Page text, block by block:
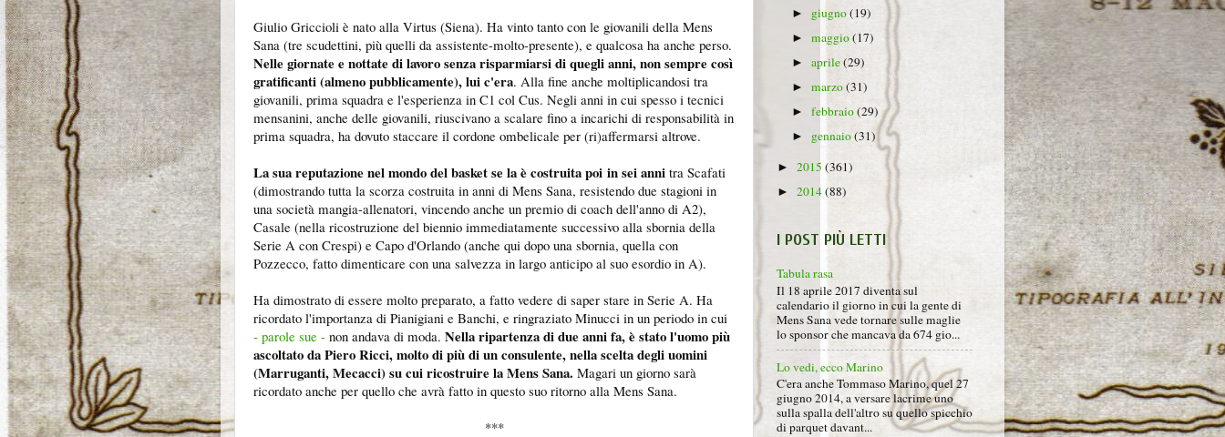
Giulio Griccioli è nato alla Virtus (Siena). Ha vinto tanto con le giovanili della Mens
Sana (tre scudettini, più quelli da assistente-molto-presente), e qualcosa ha anche perso.
Nelle giornate e nottate di lavoro senza risparmiarsi di quegli anni, non sempre così
gratificanti (almeno pubblicamente), lui c'era. Alla fine anche moltiplicandosi tra
giovanili, prima squadra e l'esperienza in C1 col Cus. Negli anni in cui spesso i tecnici
mensanini, anche delle giovanili, riuscivano a scalare fino a incarichi di responsabilità in
prima squadra, ha dovuto staccare il cordone ombelicale per (ri)affermarsi altrove.
La sua reputazione nel mondo del basket se la è costruita poi in sei anni tra Scafati
(dimostrando tutta la scorza costruita in anni di Mens Sana, resistendo due stagioni in
una società mangia-allenatori, vincendo anche un premio di coach dell'anno di A2),
Casale (nella ricostruzione del biennio immediatamente successivo alla sbornia della
Serie A con Crespi) e Capo d'Orlando (anche qui dopo una sbornia, quella con
Pozzecco, fatto dimenticare con una salvezza in largo anticipo al suo esordio in A).
Ha dimostrato di essere molto preparato, a fatto vedere di saper stare in Serie A. Ha
ricordato l'importanza di Pianigiani e Banchi, e ringraziato Minucci in un periodo in cui
- parole sue - non andava di moda. Nella ripartenza di due anni fa, è stato l'uomo più
ascoltato da Piero Ricci, molto di più di un consulente, nella scelta degli uomini
(Marruganti, Mecacci) su cui ricostruire la Mens Sana. Magari un giorno sarà
ricordato anche per quello che avrà fatto in questo suo ritorno alla Mens Sana.
***
► giugno(19)
►maggio(17)
►aprile(29)
►marzo(31)
►febbraio(29)
► gennaio(31)
► 2015 (361)
► 2014(88)
I POST PIÙ LETTI
Tabula rasa
Il 18 aprile 2017 diventa sul
calendario il giorno in cui la gente di
Mens Sana vede tornare sulle maglie
lo sponsor che mancava da 674 gio...
Lo vedi, ecco Marino
C'era anche Tommaso Marino, quel 27
giugno 2014, a versare lacrime uno
sulla spalla dell'altro su quello spicchio
di parquet davant...